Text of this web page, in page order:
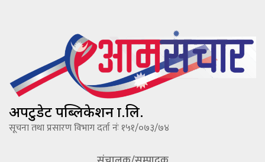
अपटुडेट पब्लिकेशन प्रा.लि.
सूचना तथा प्रसारण विभाग दर्ता नंः १५१/०७३/७४